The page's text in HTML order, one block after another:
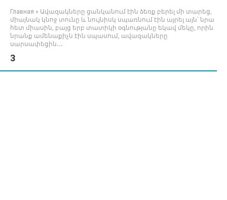
Главная » Ավազակները ցանկանում էին ձեռք բերել մի տարեց,
միայնակ կնոջ տունը և նույնիսկ սպառնում էին այրել այն՝ նրա
հետ միասին, բայց երբ տատիկի օգնությանը եկավ մեկը, որին
նրանք ամենաքիչն էին սպասում, ավազակները
սարսափեցին․․․
3